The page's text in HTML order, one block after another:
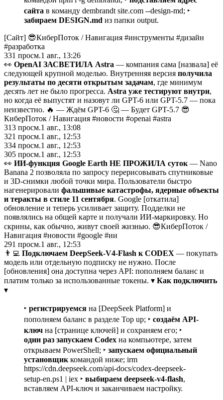
сайта в команду dembrandt site.com --design-md; ‣
забираем DESIGN.md из папки output.
[Сайт] 😎КиберПоток / Навигация #инструменты #дизайн
#разработка
331 просм.1 авг., 13:26
👀 OpenAI ЗАСВЕТИЛА Astra — компания сама [назвала] её
следующей крупной моделью. Внутренняя версия получила
результаты по десяти открытым задачам, где минимум
десять лет не было прогресса. Astra уже тестируют внутри,
но когда её выпустят и назовут ли GPT-6 или GPT-5.7 — пока
неизвестно. 🔥 — Ждём GPT-6 🤔 — Будет GPT-5.7 😎
КиберПоток / Навигация #новости #openai #astra
313 просм.1 авг., 13:08
321 просм.1 авг., 12:53
334 просм.1 авг., 12:53
305 просм.1 авг., 12:53
👀 ИИ-функция Google Earth НЕ ПРОЖИЛА суток — Nano
Banana 2 позволяла по запросу перерисовывать спутниковые
и 3D-снимки любой точки мира. Пользователи быстро
нагенерировали фальшивые катастрофы, ядерные объекты
и теракты в стиле 11 сентября. Google [откатила]
обновление и теперь усиливает защиту. Подделки не
появлялись на общей карте и получали ИИ-маркировку. Но
скрины, как обычно, живут своей жизнью. 😎КиберПоток /
Навигация #новости #google #ии
291 просм.1 авг., 12:53
👨‍💻 Подключаем DeepSeek-V4-Flash к CODEX — покупать
модель или отдельную подписку не нужно. После
[обновления] она доступна через API: пополняем баланс и
платим только за использованные токены. ▾ Как подключить
▾
‣ регистрируемся на [DeepSeek Platform] и
пополняем баланс в разделе Top up; ‣ создаём API-
ключ на [странице ключей] и сохраняем его; ‣
один раз запускаем Codex на компьютере, затем
открываем PowerShell; ‣ запускаем официальный
установщик командой ниже; irm
https://cdn.deepseek.com/api-docs/codex-deepseek-
setup-en.ps1 | iex ‣ выбираем deepseek-v4-flash,
вставляем API-ключ и заканчиваем настройку.